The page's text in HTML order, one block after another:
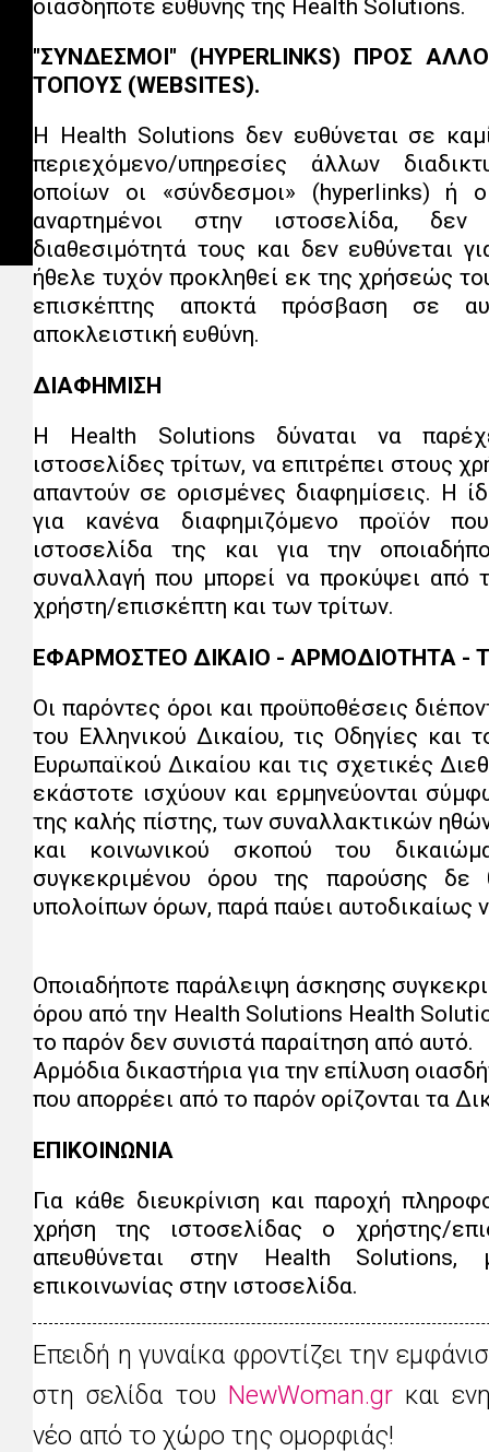
οιασδήποτε ευθύνης της Ηealth Solutions.
"ΣΥΝΔΕΣΜΟΙ" (HYPERLINKS) ΠΡΟΣ
ΤΟΠΟΥΣ (WEBSITES).
Η Ηealth Solutions δεν ευθύνεται σε
περιεχόμενο/υπηρεσίες άλλων
οποίων οι «σύνδεσμοι» (hyperlinks) ή
αναρτημένοι στην ιστοσελίδα,
διαθεσιμότητά τους και δεν ευθύνεται
ήθελε τυχόν προκληθεί εκ της χρήσεώς
επισκέπτης αποκτά πρόσβαση σε
αποκλειστική ευθύνη.
ΔΙΑΦΗΜΙΣΗ
Η Ηealth Solutions δύναται να
ιστοσελίδες τρίτων, να επιτρέπει στους
απαντούν σε ορισμένες διαφημίσεις. Η
για κανένα διαφημιζόμενο προϊόν
ιστοσελίδα της και για την
συναλλαγή που μπορεί να προκύψει από
χρήστη/επισκέπτη και των τρίτων.
ΕΦΑΡΜΟΣΤΕΟ ΔΙΚΑΙΟ - ΑΡΜΟΔΙΟΤΗΤΑ -
Οι παρόντες όροι και προϋποθέσεις
του Ελληνικού Δικαίου, τις Οδηγίες και
Ευρωπαϊκού Δικαίου και τις σχετικές
εκάστοτε ισχύουν και ερμηνεύονται
της καλής πίστης, των συναλλακτικών
και κοινωνικού σκοπού του
συγκεκριμένου όρου της παρούσης δε
υπολοίπων όρων, παρά παύει αυτοδικαίως
Οποιαδήποτε παράλειψη άσκησης
όρου από την Ηealth Solutions Ηealth
το παρόν δεν συνιστά παραίτηση από αυτό.
Αρμόδια δικαστήρια για την επίλυση
που απορρέει από το παρόν ορίζονται τα
ΕΠΙΚΟΙΝΩΝΙΑ
Για κάθε διευκρίνιση και παροχή
χρήση της ιστοσελίδας ο χρήστης/
απευθύνεται στην Ηealth
επικοινωνίας στην ιστοσελίδα.
Επειδή η γυναίκα φροντίζει την
στη σελίδα του NewWoman.grκαι
νέο από το χώρο της ομορφιάς!